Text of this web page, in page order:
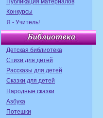
Публикация материалов
Конкурсы
Я - Учитель!
Детская библиотека
Стихи для детей
Рассказы для детей
Сказки для детей
Народные сказки
Азбука
Потешки